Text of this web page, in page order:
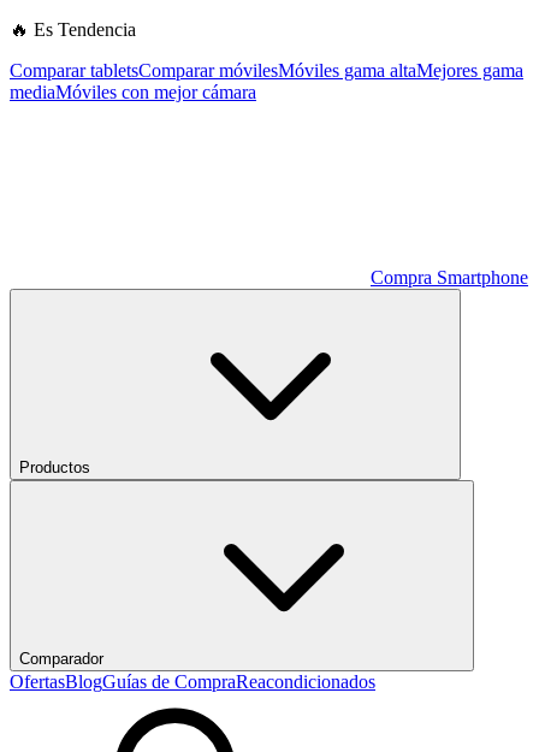
🔥 Es Tendencia
Comparar tabletsComparar móvilesMóviles gama altaMejores gama
mediaMóviles con mejor cámara
Compra Smartphone
Productos
Comparador
OfertasBlogGuías de CompraReacondicionados